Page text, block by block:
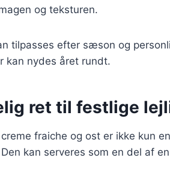
og teksturen.
tilpasses efter sæson og
kan nydes året rundt.
ret til festlige
fraiche og ost er ikke kun
kan serveres som en del af